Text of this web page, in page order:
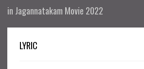
in Jagannatakam Movie 2022
LYRIC